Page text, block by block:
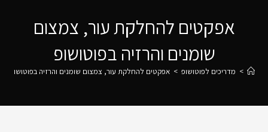
אפקטים להחלקת עור, צמצום
שומנים והרזיה בפוטושופ
> מדריכים לפוטושופ > אפקטים להחלקת עור, צמצום שומנים והרזיה בפוטושופ